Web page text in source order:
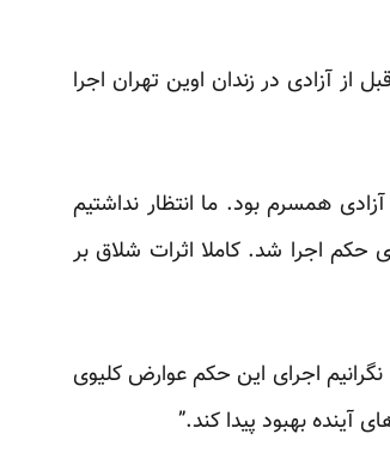
دانشجویی، روز یکشنبه ۱۷ مهر ماه ساعاتی قبل از آزادی در زندان اوین تهران اجرا
همسرم بود. ما انتظار نداشتیم
اجرا شد. کاملا اثرات شلاق بر
اجرای این حکم عوارض کلیوی
بهبود پیدا کند.”